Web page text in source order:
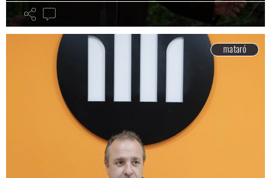
mataró